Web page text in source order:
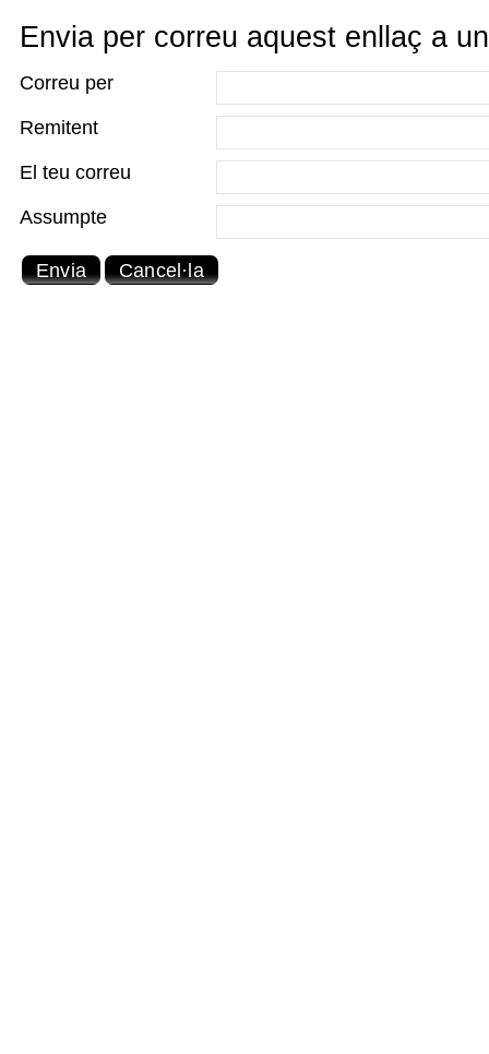
Envia per correu aquest enllaç a
Correu per
Remitent
El teu correu
Assumpte
Envia Cancel·la